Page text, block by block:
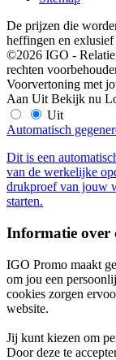
De prijzen die
heffingen en exlusief
©2026 IGO -
rechten
Voorvertoning met
Aan Uit Bekijk nu
Uit
Automatisch
Dit is een
van de werkelijke
drukproef van jouw
starten.
Informatie over
IGO Promo maakt
om jou een
cookies zorgen
website.
Jij kunt kiezen om
Door deze te